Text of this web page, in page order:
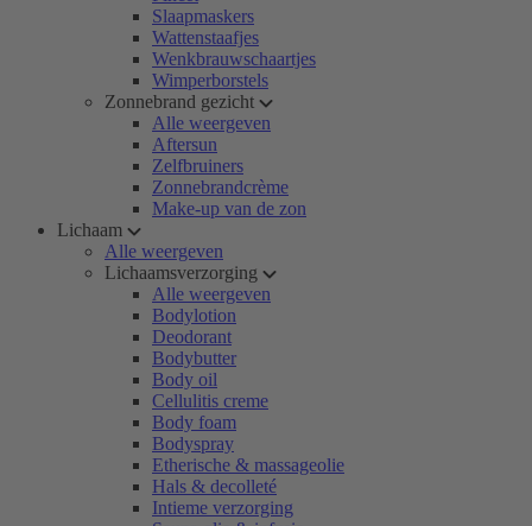
Slaapmaskers
Wattenstaafjes
Wenkbrauwschaartjes
Wimperborstels
Zonnebrand gezicht
Alle weergeven
Aftersun
Zelfbruiners
Zonnebrandcrème
Make-up van de zon
Lichaam
Alle weergeven
Lichaamsverzorging
Alle weergeven
Bodylotion
Deodorant
Bodybutter
Body oil
Cellulitis creme
Body foam
Bodyspray
Etherische & massageolie
Hals & decolleté
Intieme verzorging